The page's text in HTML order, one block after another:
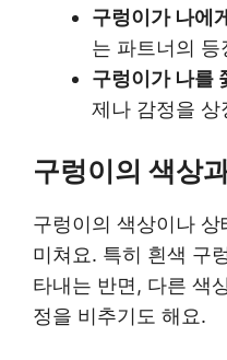
구렁이가 나에
는 파트너의 등
구렁이가 나를
제나 감정을 상
구렁이의 색상
구렁이의 색상이나
미쳐요. 특히 흰색 구
타내는 반면, 다른 색
정을 비추기도 해요.